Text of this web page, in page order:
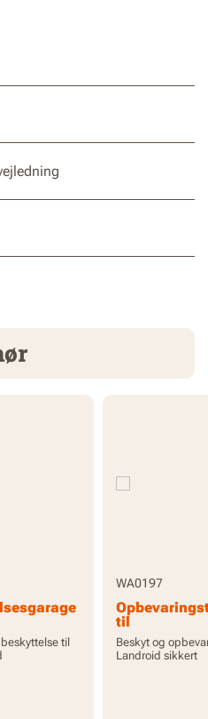
til
WA0197
til
Beskyt og
Landroid sikkert